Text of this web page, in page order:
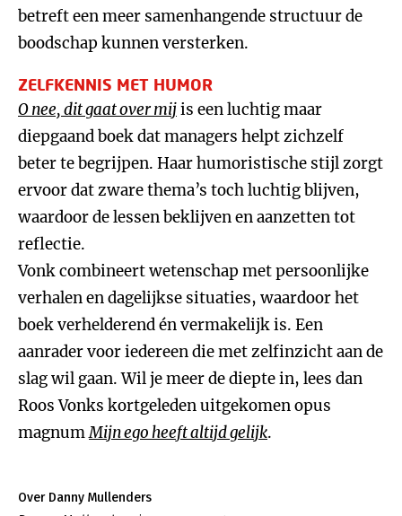
betreft een meer samenhangende structuur de
boodschap kunnen versterken.
ZELFKENNIS MET HUMOR
O nee, dit gaat over mijis een luchtig maar
diepgaand boek dat managers helpt zichzelf
beter te begrijpen. Haar humoristische stijl zorgt
ervoor dat zware thema’s toch luchtig blijven,
waardoor de lessen beklijven en aanzetten tot
reflectie.
Vonk combineert wetenschap met persoonlijke
verhalen en dagelijkse situaties, waardoor het
boek verhelderend én vermakelijk is. Een
aanrader voor iedereen die met zelfinzicht aan de
slag wil gaan. Wil je meer de diepte in, lees dan
Roos Vonks kortgeleden uitgekomen opus
magnumMijn ego heeft altijd gelijk.
Over Danny Mullenders